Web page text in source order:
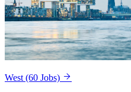
West (60 Jobs)